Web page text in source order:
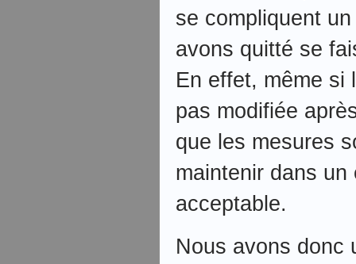
se compliquent
avons quitté se
En effet, même si
pas modifiée
que les mesures
maintenir dans
acceptable.
Nous avons donc